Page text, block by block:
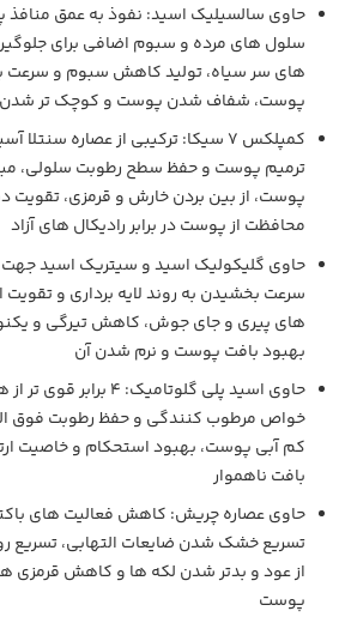
حاوی سالسیلیک اسید: نفوذ به عمق منافذ
سلول های مرده و سبوم اضافی برای
های سر سیاه، تولید کاهش سبوم و سرعت
پوست، شفاف شدن پوست و کوچک تر شدن
کمپلکس 7 سیکا: ترکیبی از عصاره
ترمیم پوست و حفظ سطح رطوبت سلولی،
پوست، از بین بردن خارش و قرمزی، تقویت
محافظت از پوست در برابر رادیکال های آزاد
حاوی گلیکولیک اسید و سیتریک اسید
سرعت بخشیدن به روند لایه برداری و
های پیری و جای جوش، کاهش تیرگی و
بهبود بافت پوست و نرم شدن آن
حاوی اسید پلی گلوتامیک:
خواص مرطوب کنندگی و حفظ رطوبت فوق
کم آبی پوست، بهبود استحکام و خاصیت
بافت ناهموار
حاوی عصاره چریش: کاهش فعالیت های
تسریع خشک شدن ضایعات التهابی، تسریع
از عود و بدتر شدن لکه ها و کاهش قرمزی
پوست